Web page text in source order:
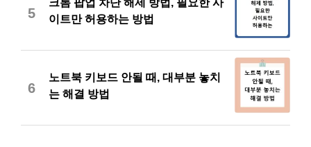
5
크롬 팝업 차단 해제 방법, 필요한 사
이트만 허용하는 방법
6
노트북 키보드 안될 때, 대부분 놓치
는 해결 방법